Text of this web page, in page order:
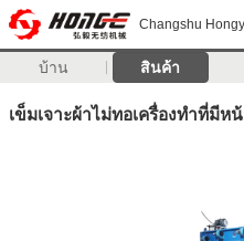
Changshu
บ้าน สินค้า
เข็มเจาะผ้าไม่ทอเครื่องทำที่มีห